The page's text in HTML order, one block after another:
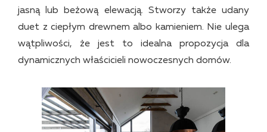
jasną lub beżową elewacją. Stworzy także udany
duet z ciepłym drewnem albo kamieniem. Nie ulega
wątpliwości, że jest to idealna propozycja dla
dynamicznych właścicieli nowoczesnych domów.